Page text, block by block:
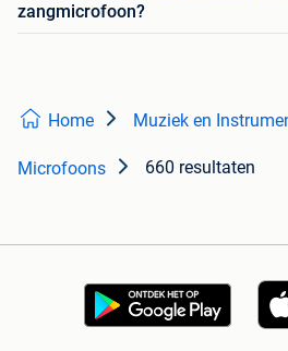
zangmicrofoon?
Home Muziek en
Microfoons 660 resultaten